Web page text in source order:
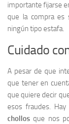
importante fijarse
que la compra es
ningún tipo estafa.
Cuidado
A pesar de que
que tener en
que quiere decir
esos fraudes.
chollos que nos